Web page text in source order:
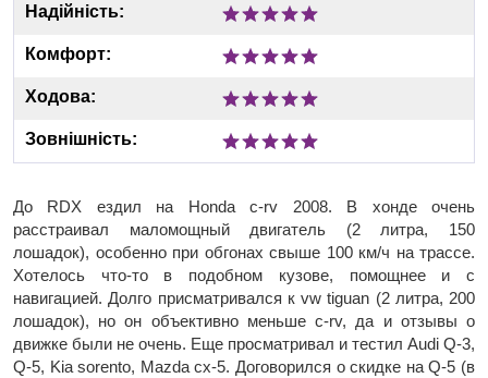
Надійність:
Комфорт:
Ходова:
Зовнішність:
До RDX ездил на Honda c-rv 2008. В хонде очень
расстраивал маломощный двигатель (2 литра, 150
лошадок), особенно при обгонах свыше 100 км/ч на трассе.
Хотелось что-то в подобном кузове, помощнее и с
навигацией. Долго присматривался к vw tiguan (2 литра, 200
лошадок), но он объективно меньше c-rv, да и отзывы о
движке были не очень. Еще просматривал и тестил Audi Q-3,
Q-5, Kia sorento, Mazda cx-5. Договорился о скидке на Q-5 (в